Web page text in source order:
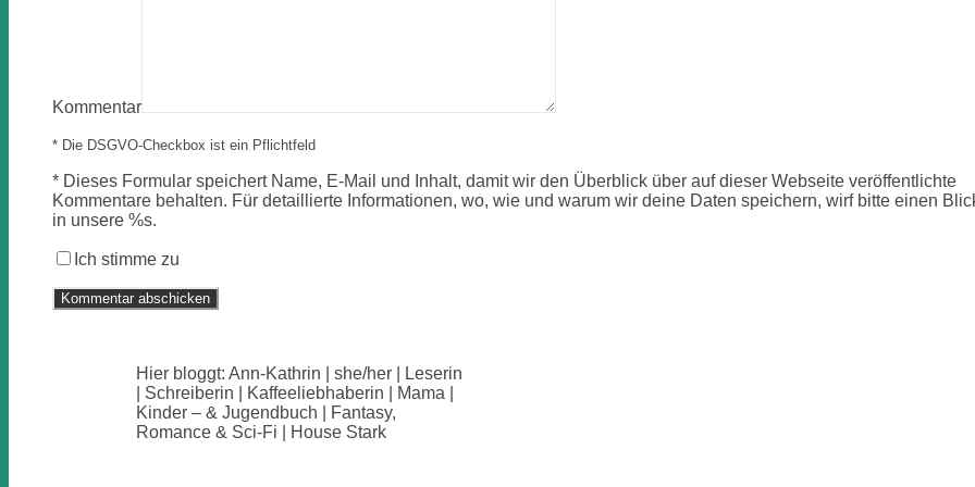
Kommentar
* Die DSGVO-Checkbox ist ein Pflichtfeld
* Dieses Formular speichert Name, E-Mail und Inhalt, damit wir den Überblick über auf dieser Webseite veröffentlichte
Kommentare behalten. Für detaillierte Informationen, wo, wie und warum wir deine Daten speichern, wirf bitte einen
in unsere %s.
Ich stimme zu
Hier bloggt: Ann-Kathrin | she/her | Leserin
| Schreiberin | Kaffeeliebhaberin | Mama |
Kinder – & Jugendbuch | Fantasy,
Romance & Sci-Fi | House Stark